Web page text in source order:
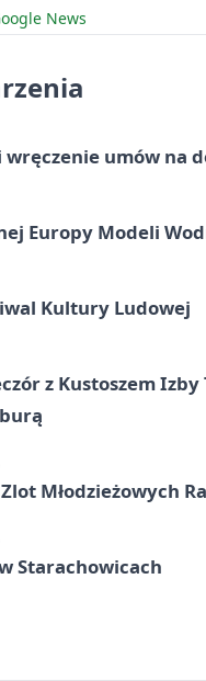
News
wręczenie umów na
Europy Modeli
Kultury Ludowej
z Kustoszem
Młodzieżowych
Starachowicach